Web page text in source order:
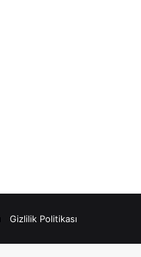
Gizlilik Politikası